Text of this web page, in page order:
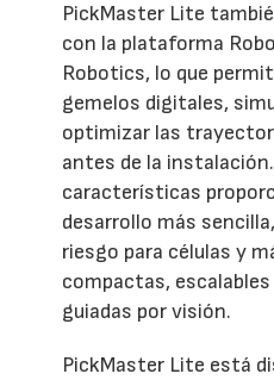
PickMaster Lite
con la plataforma
Robotics, lo que
gemelos digitales,
optimizar las
antes de la
características
desarrollo más
riesgo para células y
compactas,
guiadas por visión.
PickMaster Lite está